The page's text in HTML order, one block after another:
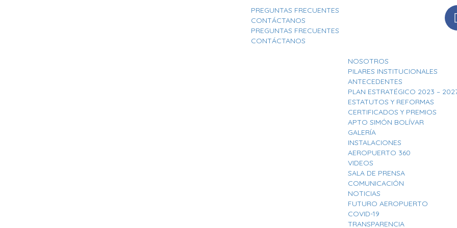
PREGUNTAS FRECUENTES
CONTÁCTANOS
PREGUNTAS FRECUENTES
CONTÁCTANOS
NOSOTROS
PILARES INSTITUCIONALES
ANTECEDENTES
PLAN ESTRATÉGICO 2023 –
ESTATUTOS Y REFORMAS
CERTIFICADOS Y PREMIOS
APTO SIMÓN BOLÍVAR
GALERÍA
INSTALACIONES
AEROPUERTO 360
VIDEOS
SALA DE PRENSA
COMUNICACIÓN
NOTICIAS
FUTURO AEROPUERTO
COVID-19
TRANSPARENCIA